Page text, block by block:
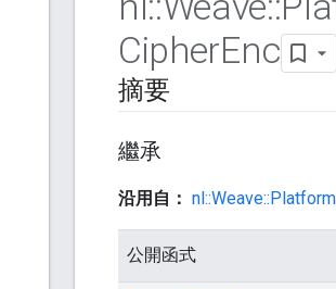
CipherEnc
摘要
繼承
沿用自：
公開函式